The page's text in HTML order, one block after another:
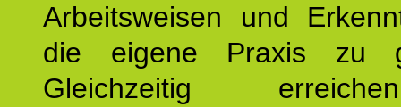
Arbeitsweisen und
die eigene Praxis zu
Gleichzeitig